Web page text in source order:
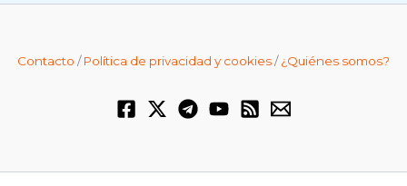
Contacto /Política de privacidad y cookies/¿Quiénes somos?